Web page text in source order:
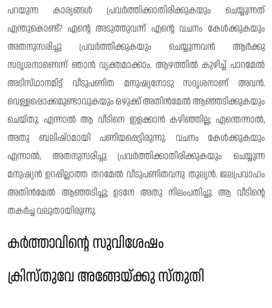
പറയുന്ന കാര്യങ്ങൾ പ്രവർത്തിക്കാതിരിക്കുകയും ചെയ്യുന്നത്
എന്തുകൊണ്ട്? എന്റെ അടുത്തുവന്ന് എന്റെ വചനം കേൾക്കുകയും
അതനുസരിച്ചു പ്രവർത്തിക്കുകയും ചെയ്യുന്നവൻ ആർക്കു
സദൃശനാണെന്ന് ഞാൻ വ്യക്തമാക്കാം. ആഴത്തിൽ കുഴിച്ച് പാറമേൽ
അടിസ്‌ഥാനമിട്ട് വീടുപണിത മനുഷ്യനോടു സദൃശനാണ് അവൻ.
വെള്ളപ്പൊക്കമുണ്ടാവുകയും ഒഴുക്ക് അതിൻമേൽ ആഞ്ഞടിക്കുകയും
ചെയ്‌തു. എന്നാൽ ആ വീടിനെ ഇളക്കാൻ കഴിഞ്ഞില്ല; എന്തെന്നാൽ,
അതു ബലിഷ്ഠമായി പണിയപ്പെട്ടിരുന്നു. വചനം കേൾക്കുകയും
എന്നാൽ, അതനുസരിച്ചു പ്രവർത്തിക്കാതിരിക്കുകയും ചെയ്യുന്ന
മനുഷ്യൻ ഉറപ്പില്ലാത്ത തറമേൽ വീടുപണിതവനു തുല്യൻ. ജലപ്രവാഹം
അതിൻമേൽ ആഞ്ഞടിച്ചു; ഉടനേ അതു നിലംപതിച്ചു. ആ വീടിന്റെ
തകർച്ച വലുതായിരുന്നു.
കർത്താവിൻ്റെ സുവിശേഷം
ക്രിസ്തുവേ അങ്ങേയ്ക്കു സ്തുതി